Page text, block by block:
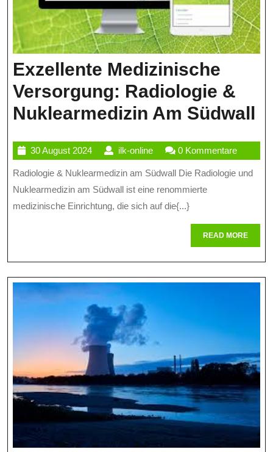
Exzellente Medizinische
Versorgung: Radiologie &
Nuklearmedizin Am Südwall
30 August 202430
August
2024
ilk-onlineilk-
online
0 Kommentare
Radiologie & Nuklearmedizin am Südwall Die Radiologie und
Nuklearmedizin am Südwall ist eine renommierte
medizinische Einrichtung, die sich auf die{...}
READ MOREREAD
MORE